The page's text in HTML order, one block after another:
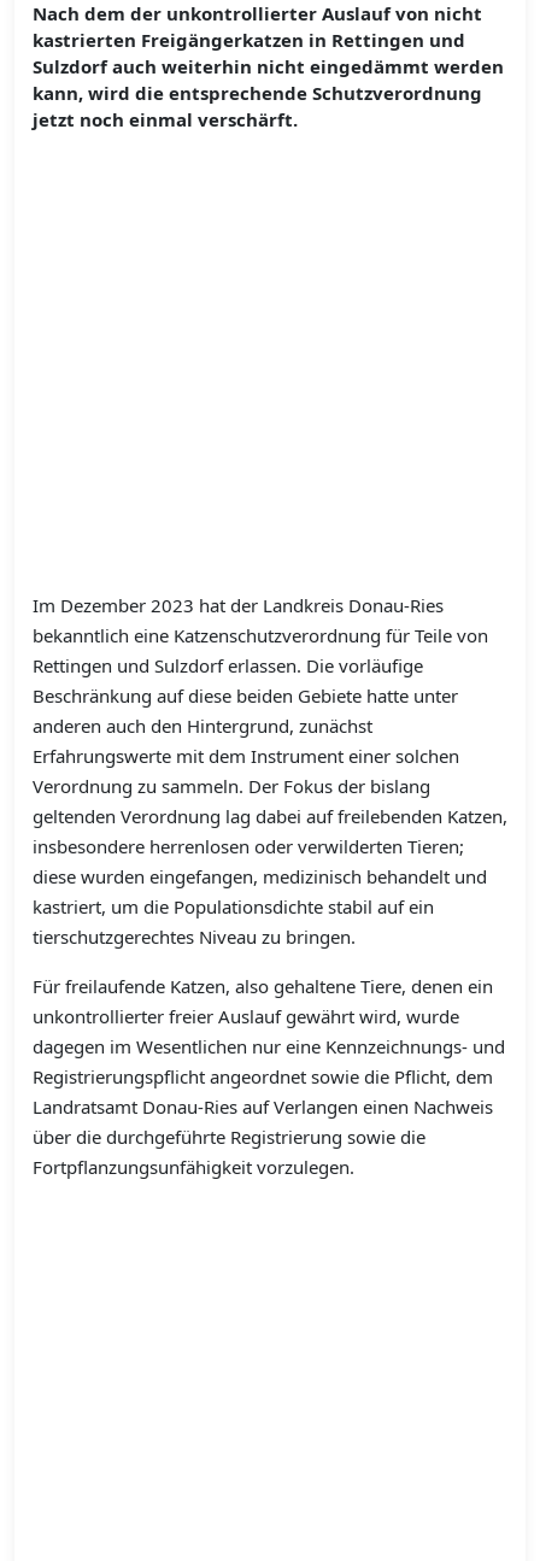
Nach dem der unkontrollierter Auslauf von nicht
kastrierten Freigängerkatzen in Rettingen und
Sulzdorf auch weiterhin nicht eingedämmt werden
kann, wird die entsprechende Schutzverordnung
jetzt noch einmal verschärft.
Im Dezember 2023 hat der Landkreis Donau-Ries
bekanntlich eine Katzenschutzverordnung für Teile von
Rettingen und Sulzdorf erlassen. Die vorläufige
Beschränkung auf diese beiden Gebiete hatte unter
anderen auch den Hintergrund, zunächst
Erfahrungswerte mit dem Instrument einer solchen
Verordnung zu sammeln. Der Fokus der bislang
geltenden Verordnung lag dabei auf freilebenden Katzen,
insbesondere herrenlosen oder verwilderten Tieren;
diese wurden eingefangen, medizinisch behandelt und
kastriert, um die Populationsdichte stabil auf ein
tierschutzgerechtes Niveau zu bringen.
Für freilaufende Katzen, also gehaltene Tiere, denen ein
unkontrollierter freier Auslauf gewährt wird, wurde
dagegen im Wesentlichen nur eine Kennzeichnungs- und
Registrierungspflicht angeordnet sowie die Pflicht, dem
Landratsamt Donau-Ries auf Verlangen einen Nachweis
über die durchgeführte Registrierung sowie die
Fortpflanzungsunfähigkeit vorzulegen.